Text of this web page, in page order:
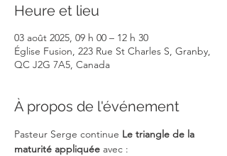
Heure et lieu
03 août 2025, 09 h 00 – 12 h 30
Église Fusion, 223 Rue St Charles S, Granby,
QC J2G 7A5, Canada
À propos de l'événement
Pasteur Serge continue Le triangle de la
maturité appliquée avec :